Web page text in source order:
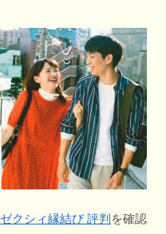
ゼクシィ縁結び 評判 を確認